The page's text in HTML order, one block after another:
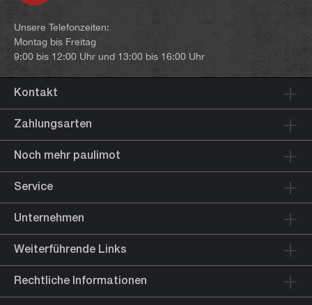
Unsere Telefonzeiten:
Montag bis Freitag
9:00 bis 12:00 Uhr und 13:00 bis 16:00 Uhr
Kontakt
Zahlungsarten
Noch mehr paulimot
Service
Unternehmen
Weiterführende Links
Rechtliche Informationen